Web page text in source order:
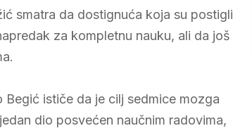
smatra da dostignuća koja su postigli
za kompletnu nauku, ali da još
ističe da je cilj sedmice mozga
dio posvećen naučnim radovima,